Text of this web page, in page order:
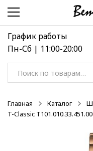
Перейти
навигации
Перейти
содержимому
График работы
Пн-Сб | 11:00-20:00
Искать:
Главная Каталог
T-Classic T101.010.33.451.00
-50%
-50%
-50%